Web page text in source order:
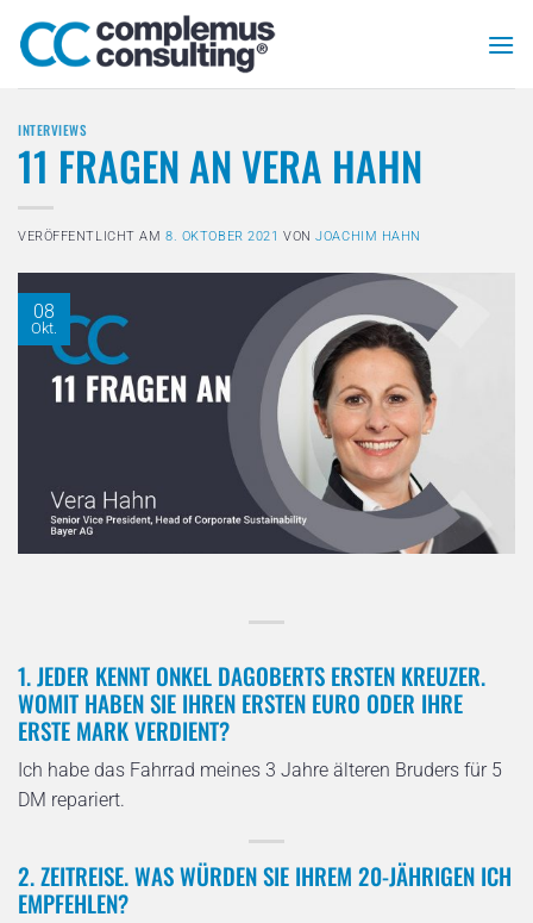
Inhalt
springen
INTERVIEWS
11 FRAGEN AN VERA HAHN
VERÖFFENTLICHT AM8. OKTOBER 2021 VONJOACHIM HAHN
08
Okt.
1. JEDER KENNT ONKEL DAGOBERTS ERSTEN KREUZER.
WOMIT HABEN SIE IHREN ERSTEN EURO ODER IHRE
ERSTE MARK VERDIENT?
Ich habe das Fahrrad meines 3 Jahre älteren Bruders für 5
DM repariert.
2. ZEITREISE. WAS WÜRDEN SIE IHREM 20-JÄHRIGEN ICH
EMPFEHLEN?